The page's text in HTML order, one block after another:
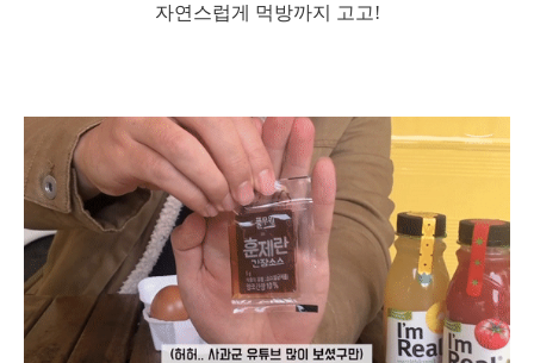
자연스럽게 먹방까지 고고!